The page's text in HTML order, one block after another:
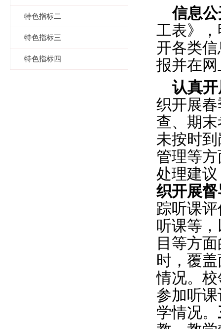
特色指标二
特色指标三
特色指标四
信息
工表》
开各类
报并在
认真
织开展
查、期
未按时
管理等
处理建
织开展
踪听课
听课等
目等方
时，覆
情况。
参加听
学情况。